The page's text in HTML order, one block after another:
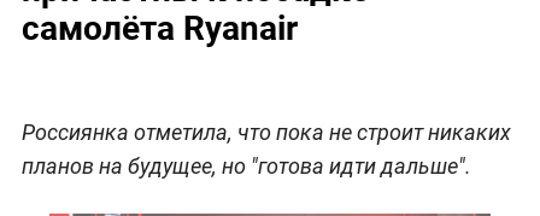
самолёта Ryanair
Россиянка отметила, что пока не строит никаких
планов на будущее, но "готова идти дальше".